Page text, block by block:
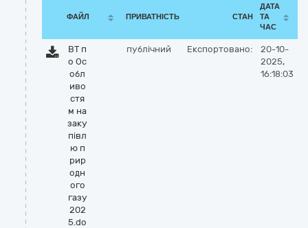
ФАЙЛ ПРИВАТНІСТЬ СТАН
ДАТА
ТА
ЧАС
ВТ п
о Ос
обл
иво
стя
м на
заку
півл
ю п
рир
одн
ого
газу
202
5.do
публічний Експортовано:
20-10-
2025,
16:18:03